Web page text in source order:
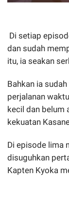
Di setiap
dan sudah
itu, ia seakan
Bahkan ia
perjalanan
kecil dan belum
kekuatan
Di episode lima
disuguhkan
Kapten Kyoka